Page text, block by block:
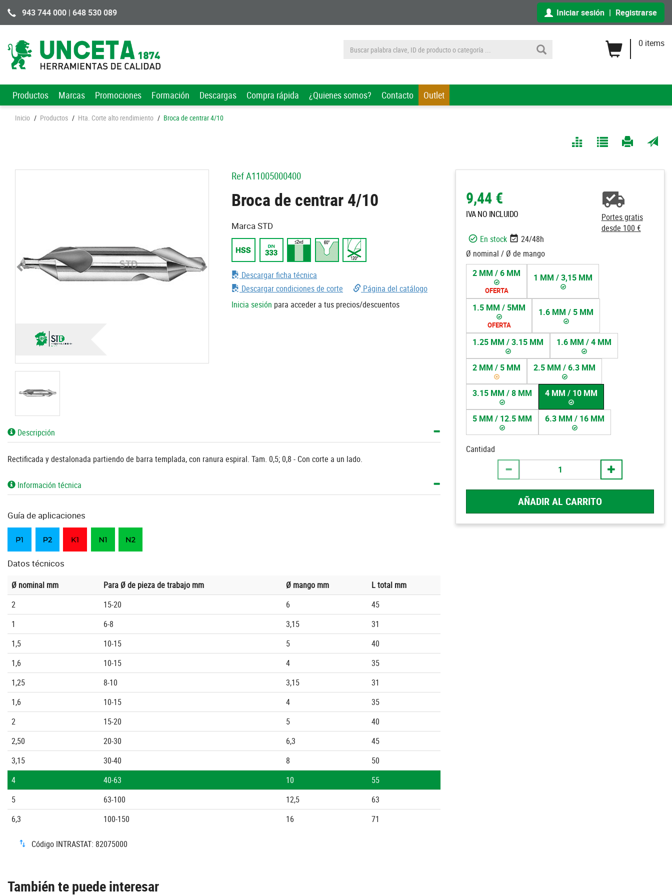
943 744 000 | 648 530 089 Iniciar sesión | Registrarse
0 items
Productos Marcas Promociones Formación Descargas Compra rápida ¿Quienes somos? Contacto Outlet
Inicio / Productos / Hta. Corte alto rendimiento / Broca de centrar 4/10
RefA11005000400
Broca de centrar 4/10 9,44 €
IVA NO INCLUIDO
Portes gratis
desde 100 €
En stock
24/48h
Ø nominal / Ø de mango
2 MM / 6 MM
OFERTA
1 MM / 3,15 MM
1.5 MM / 5MM
OFERTA
1.6 MM / 5 MM
1.25 MM / 3.15 MM 1.6 MM / 4 MM
2 MM / 5 MM 2.5 MM / 6.3 MM
3.15 MM / 8 MM 4 MM / 10 MM
5 MM / 12.5 MM 6.3 MM / 16 MM
Cantidad
AÑADIR AL CARRITO
Marca STD
Descargar ficha técnica
Descargar condiciones de corte
Página del catálogo
Inicia sesión para acceder a tus precios/descuentos
Descripción
Rectificada y destalonada partiendo de barra templada, con ranura espiral. Tam. 0,5; 0,8 - Con corte a un lado.
Información técnica
Guía de aplicaciones
Datos técnicos
Ø nominal mm Para Ø de pieza de trabajo mm Ø mango mm
L total mm
2
15-20 6
45
1
6-8 3,15
31
1,5
10-15 5
40
1,6
10-15 4
35
1,25
8-10 3,15
31
1,6
10-15 4
35
2
15-20 5
40
2,50
20-30 6,3
45
3,15
30-40 8
50
4
40-63 10
55
5
63-100 12,5
63
6,3
100-150 16 71
Código INTRASTAT: 82075000
También te puede interesar